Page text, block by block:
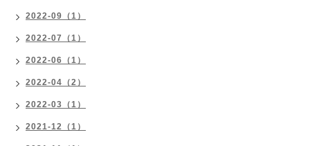
2022-09（1）
2022-07（1）
2022-06（1）
2022-04（2）
2022-03（1）
2021-12（1）